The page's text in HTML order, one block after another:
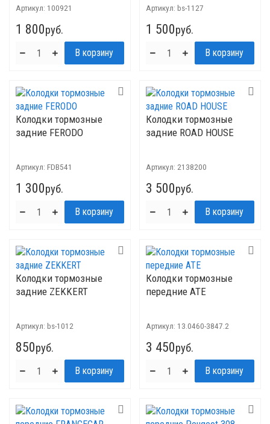
Артикул: 100921
1 800руб.
Артикул: bs-1127
1 500руб.
Колодки тормозные
задние FERODO
Артикул: FDB541
1 300руб.
Колодки тормозные
задние ROAD HOUSE
Артикул: 2138200
3 500руб.
Колодки тормозные
задние ZEKKERT
Артикул: bs-1012
850руб.
Колодки тормозные
передние ATE
Артикул: 13.0460-3847.2
3 450руб.